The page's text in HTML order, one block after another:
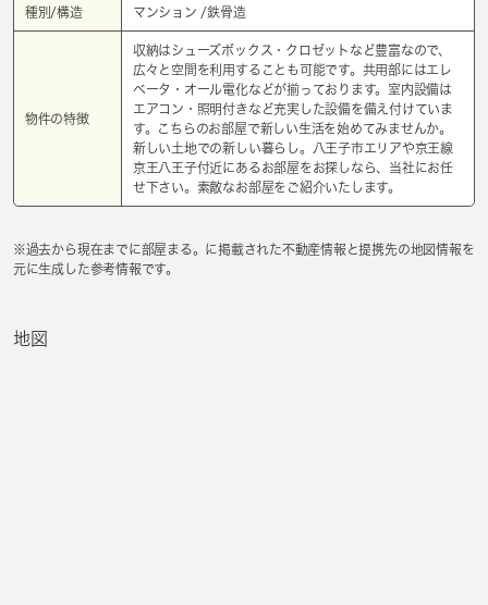
種別/構造 マンション /鉄骨造
物件の特徴
収納はシューズボックス・クロゼットなど豊富なので、
広々と空間を利用することも可能です。共用部にはエレ
ベータ・オール電化などが揃っております。室内設備は
エアコン・照明付きなど充実した設備を備え付けていま
す。こちらのお部屋で新しい生活を始めてみませんか。
新しい土地での新しい暮らし。八王子市エリアや京王線
京王八王子付近にあるお部屋をお探しなら、当社にお任
せ下さい。素敵なお部屋をご紹介いたします。
※過去から現在までに部屋まる。に掲載された不動産情報と提携先の地図情報を
元に生成した参考情報です。
地図